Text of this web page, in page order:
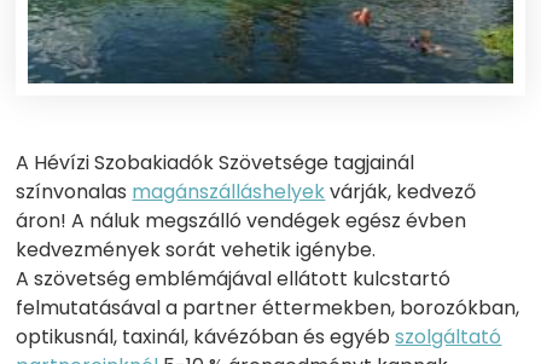
A Hévízi Szobakiadók Szövetsége tagjainál
színvonalas magánszálláshelyekvárják, kedvező
áron! A náluk megszálló vendégek egész évben
kedvezmények sorát vehetik igénybe.
A szövetség emblémájával ellátott kulcstartó
felmutatásával a partner éttermekben, borozókban,
optikusnál, taxinál, kávézóban és egyébszolgáltató